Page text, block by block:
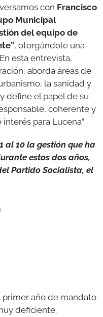
con Francisco
Municipal
del equipo de
, otorgándole una
esta entrevista,
aborda áreas de
la sanidad y
define el papel de su
coherente y
para Lucena”.
al 10 la gestión que ha
estos dos años,
Partido Socialista, el
primer año de mandato
deficiente.